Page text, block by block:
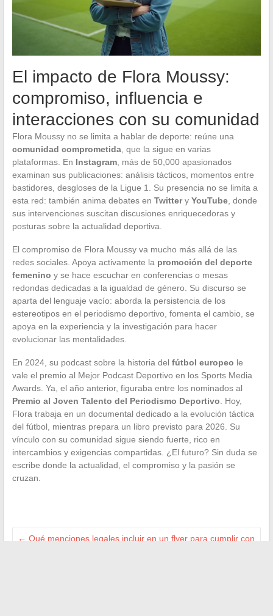
El impacto de Flora Moussy:
compromiso, influencia e
interacciones con su comunidad
Flora Moussy no se limita a hablar de deporte: reúne una
comunidad comprometida, que la sigue en varias
plataformas. En Instagram, más de 50,000 apasionados
examinan sus publicaciones: análisis tácticos, momentos entre
bastidores, desgloses de la Ligue 1. Su presencia no se limita a
esta red: también anima debates en Twittery YouTube, donde
sus intervenciones suscitan discusiones enriquecedoras y
posturas sobre la actualidad deportiva.
El compromiso de Flora Moussy va mucho más allá de las
redes sociales. Apoya activamente la promoción del deporte
femenino y se hace escuchar en conferencias o mesas
redondas dedicadas a la igualdad de género. Su discurso se
aparta del lenguaje vacío: aborda la persistencia de los
estereotipos en el periodismo deportivo, fomenta el cambio, se
apoya en la experiencia y la investigación para hacer
evolucionar las mentalidades.
En 2024, su podcast sobre la historia del fútbol europeo le
vale el premio al Mejor Podcast Deportivo en los Sports Media
Awards. Ya, el año anterior, figuraba entre los nominados al
Premio al Joven Talento del Periodismo Deportivo . Hoy,
Flora trabaja en un documental dedicado a la evolución táctica
del fútbol, mientras prepara un libro previsto para 2026. Su
vínculo con su comunidad sigue siendo fuerte, rico en
intercambios y exigencias compartidas. ¿El futuro? Sin duda se
escribe donde la actualidad, el compromiso y la pasión se
cruzan.
← Qué menciones legales incluir en un flyer para cumplir con